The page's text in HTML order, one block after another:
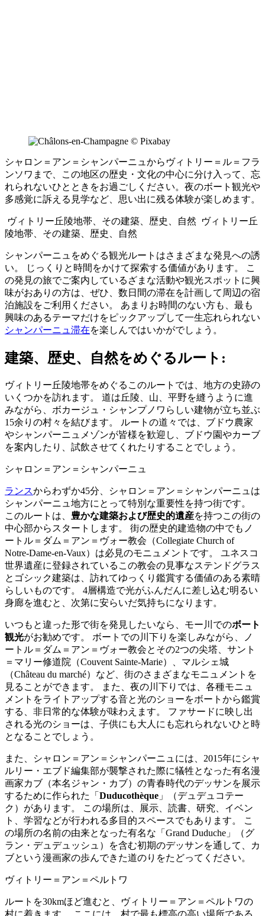
シャロン＝アン＝シャンパーニュからヴィトリー＝ル＝フラ
ンソワまで、この地区の歴史・文化の中心に分け入って、忘
れられないひとときをお過ごしください。夜のボート観光や
多感覚に訴える見学など、思い出に残る体験が楽しめます。
ヴィトリー丘陵地帯、その建築、歴史、自然
ヴィトリー丘
陵地帯、その建築、歴史、自然
シャンパーニュをめぐる観光ルートはさまざまな発見への誘
い。 じっくりと時間をかけて探索する価値があります。 こ
の発見の旅でご案内しているざまな活動や観光スポットに興
味がおありの方は、ぜひ、数日間の滞在を計画して周辺の宿
泊施設をご利用ください。 あまりお時間のない方も、最も
興味のあるテーマだけをピックアップして一生忘れられない
シャンパーニュ滞在を楽しんではいかがでしょう。
建築、歴史、自然をめぐるルート:
ヴィトリー丘陵地帯をめぐるこのルートでは、地方の史跡の
いくつかを訪れます。 道は丘陵、山、平野を縫うように進
みながら、ボカージュ・シャンプノワらしい建物が立ち並ぶ
15余りの村々を結びます。 ルートの道々では、ブドウ農家
やシャンパーニュメゾンが皆様を歓迎し、ブドウ園やカーブ
を案内したり、試飲させてくれたりすることでしょう。
シャロン＝アン＝シャンパーニュ
ランスからわずか45分、シャロン＝アン＝シャンパーニュは
シャンパーニュ地方にとって特別な重要性を持つ街です。
このルートは、 豊かな建築および歴史的遺産を持つこの街の
中心部からスタートします。 街の歴史的建造物の中でもノ
ートル＝ダム＝アン＝ヴォー教会（Collegiate Church of
Notre-Dame-en-Vaux）は必見のモニュメントです。 ユネスコ
世界遺産に登録されているこの教会の見事なステンドグラス
とゴシック建築は、訪れてゆっくり鑑賞する価値のある素晴
らしいものです。 4層構造で光がふんだんに差し込む明るい
身廊を進むと、次第に安らいだ気持ちになります。
いつもと違った形で街を発見したいなら、モー川でのボート
観光がお勧めです。 ボートでの川下りを楽しみながら、ノ
ートル＝ダム＝アン＝ヴォー教会とその2つの尖塔、サント
＝マリー修道院（Couvent Sainte-Marie）、マルシェ城
（Château du marché）など、街のさまざまなモニュメントを
見ることができます。 また、夜の川下りでは、各種モニュ
メントをライトアップする音と光のショーをボートから鑑賞
する、非日常的な体験が味わえます。 ファサードに映し出
される光のショーは、子供にも大人にも忘れられないひと時
となることでしょう。
また、シャロン＝アン＝シャンパーニュには、2015年にシャ
ルリー・エブド編集部が襲撃された際に犠牲となった有名漫
画家カブ（本名ジャン・カブ）の青春時代のデッサンを展示
するために作られた「 Duducothèque 」（デュデュコテー
ク）があります。 この場所は、展示、読書、研究、イベン
ト、学習などが行われる多目的スペースでもあります。 こ
の場所の名前の由来となった有名な「Grand Duduche」（グ
ラン・デュデュッシュ）を含む初期のデッサンを通して、カ
ブという漫画家の歩んできた道のりをたどってください。
ヴィトリー＝アン＝ペルトワ
ルートを30kmほど進むと、ヴィトリー＝アン＝ペルトワの
村に着きます。 ここには、村で最も標高の高い場所である